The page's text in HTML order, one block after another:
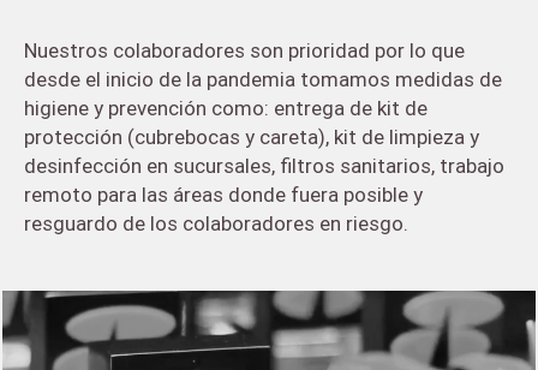
Nuestros colaboradores son prioridad por lo que
desde el inicio de la pandemia tomamos medidas de
higiene y prevención como: entrega de kit de
protección (cubrebocas y careta), kit de limpieza y
desinfección en sucursales, filtros sanitarios, trabajo
remoto para las áreas donde fuera posible y
resguardo de los colaboradores en riesgo.